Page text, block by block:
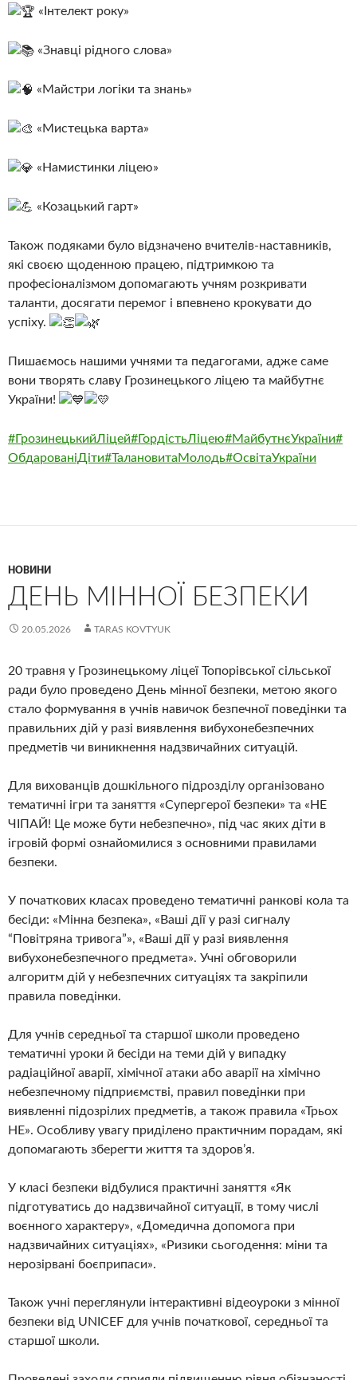
«Інтелект року»
«Знавці рідного слова»
«Майстри логіки та знань»
«Мистецька варта»
«Намистинки ліцею»
«Козацький гарт»
Також подяками було відзначено вчителів-наставників,
які своєю щоденною працею, підтримкою та
професіоналізмом допомагають учням розкривати
таланти, досягати перемог і впевнено крокувати до
успіху.
Пишаємось нашими учнями та педагогами, адже саме
вони творять славу Грозинецького ліцею та майбутнє
України!
#ГрозинецькийЛіцей#ГордістьЛіцею#МайбутнєУкраїни#
ОбдарованіДіти#ТалановитаМолодь#ОсвітаУкраїни
НОВИНИ
ДЕНЬ МІННОЇ БЕЗПЕКИ
20.05.2026 TARAS KOVTYUK
20 травня у Грозинецькому ліцеї Топорівської сільської
ради було проведено День мінної безпеки, метою якого
стало формування в учнів навичок безпечної поведінки та
правильних дій у разі виявлення вибухонебезпечних
предметів чи виникнення надзвичайних ситуацій.
Для вихованців дошкільного підрозділу організовано
тематичні ігри та заняття «Супергерої безпеки» та «НЕ
ЧІПАЙ! Це може бути небезпечно», під час яких діти в
ігровій формі ознайомилися з основними правилами
безпеки.
У початкових класах проведено тематичні ранкові кола та
бесіди: «Мінна безпека», «Ваші дії у разі сигналу
“Повітряна тривога”», «Ваші дії у разі виявлення
вибухонебезпечного предмета». Учні обговорили
алгоритм дій у небезпечних ситуаціях та закріпили
правила поведінки.
Для учнів середньої та старшої школи проведено
тематичні уроки й бесіди на теми дій у випадку
радіаційної аварії, хімічної атаки або аварії на хімічно
небезпечному підприємстві, правил поведінки при
виявленні підозрілих предметів, а також правила «Трьох
НЕ». Особливу увагу приділено практичним порадам, які
допомагають зберегти життя та здоров’я.
У класі безпеки відбулися практичні заняття «Як
підготуватись до надзвичайної ситуації, в тому числі
воєнного характеру», «Домедична допомога при
надзвичайних ситуаціях», «Ризики сьогодення: міни та
нерозірвані боєприпаси».
Також учні переглянули інтерактивні відеоуроки з мінної
безпеки від UNICEF для учнів початкової, середньої та
старшої школи.